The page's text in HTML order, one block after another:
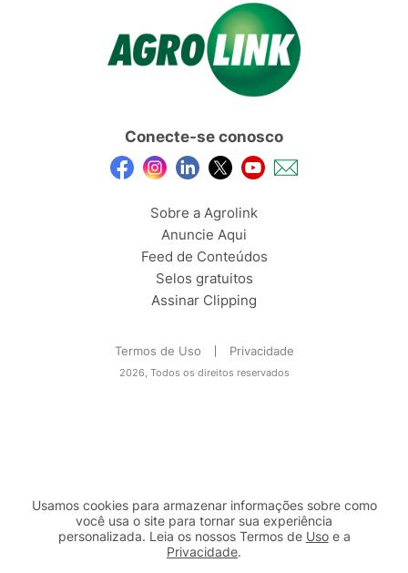
Conecte-se conosco
Sobre a Agrolink
Anuncie Aqui
Feed de Conteúdos
Selos gratuitos
Assinar Clipping
Termos de Uso Privacidade
2026, Todos os direitos reservados
Usamos cookies para armazenar informações sobre como
você usa o site para tornar sua experiência
personalizada. Leia os nossos Termos de Usoe a
Privacidade.